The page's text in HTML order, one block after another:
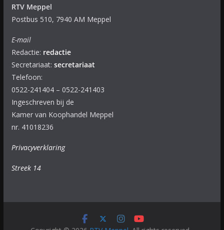
RTV Meppel
Postbus 510, 7940 AM Meppel
E-mail
Redactie: redactie
Secretariaat: secretariaat
Telefoon:
0522-241404 – 0522-241403
Ingeschreven bij de
Kamer van Koophandel Meppel
nr. 41018236
Privacyverklaring
Streek 14